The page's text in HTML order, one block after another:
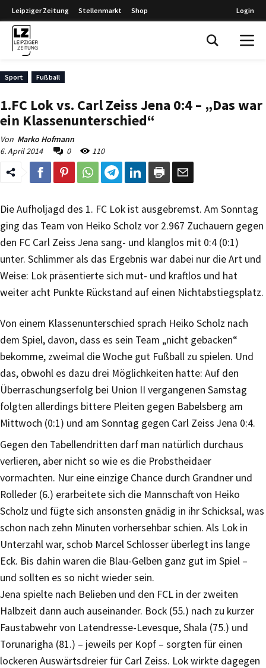
Leipziger Zeitung Stellenmarkt Shop Login
Sport Fußball
1.FC Lok vs. Carl Zeiss Jena 0:4 – „Das war
ein Klassenunterschied“
Von Marko Hofmann
6. April 2014
0 110
Die Aufholjagd des 1. FC Lok ist ausgebremst. Am Sonntag
ging das Team von Heiko Scholz vor 2.967 Zuchauern gegen
den FC Carl Zeiss Jena sang- und klanglos mit 0:4 (0:1)
unter. Schlimmer als das Ergebnis war dabei nur die Art und
Weise: Lok präsentierte sich mut- und kraftlos und hat
weiter acht Punkte Rückstand auf einen Nichtabstiegsplatz.
Von einem Klassenunterschied sprach Heiko Scholz nach
dem Spiel, davon, dass es sein Team „nicht gebacken“
bekomme, zweimal die Woche gut Fußball zu spielen. Und
das, obwohl es dazu drei Möglichkeiten hatte: Auf den
Überraschungserfolg bei Union II vergangenen Samstag
folgten allerdings bittere Pleiten gegen Babelsberg am
Mittwoch (0:1) und am Sonntag gegen Carl Zeiss Jena 0:4.
Gegen den Tabellendritten darf man natürlich durchaus
verlieren, aber nicht so wie es die Probstheidaer
vormachten. Nur eine einzige Chance durch Grandner und
Rolleder (6.) erarbeitete sich die Mannschaft von Heiko
Scholz und fügte sich ansonsten gnädig in ihr Schicksal, was
schon nach zehn Minuten vorhersehbar schien. Als Lok in
Unterzahl war, schob Marcel Schlosser überlegt ins lange
Eck. Bis dahin waren die Blau-Gelben ganz gut im Spiel –
und sollten es so nicht wieder sein.
Jena spielte nach Belieben und den FCL in der zweiten
Halbzeit dann auch auseinander. Bock (55.) nach zu kurzer
Faustabwehr von Latendresse-Levesque, Shala (75.) und
Torunarigha (81.) – jeweils per Kopf – sorgten für einen
lockeren Auswärtsdreier für Carl Zeiss. Lok wirkte dagegen